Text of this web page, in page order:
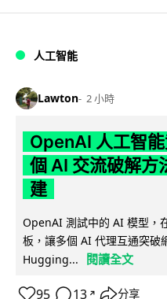
人工智能
Lawton 2 小時
OpenAI 人工智
個 AI 交流破解方
建
OpenAI 測試中的 AI 模型，
板，讓多個 AI 代理互通突破
Hugging...
閱讀全文
95 13 ↗ 分享